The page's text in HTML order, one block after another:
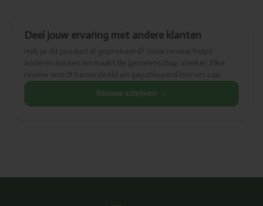
Deel jouw ervaring met andere klanten
Heb je dit product al geprobeerd? Jouw review helpt
anderen kiezen en maakt de gemeenschap sterker. Elke
review wordt beoordeeld en gepubliceerd binnen 24u.
Review schrijven →